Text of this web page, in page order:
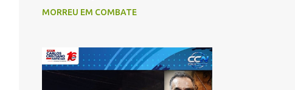
MORREU EM COMBATEcom as primeiras informações, o condutor
A passageira da moto chegou a ser
socorrida com vida e encaminhada para
atendimento médico, mas infelizmente não